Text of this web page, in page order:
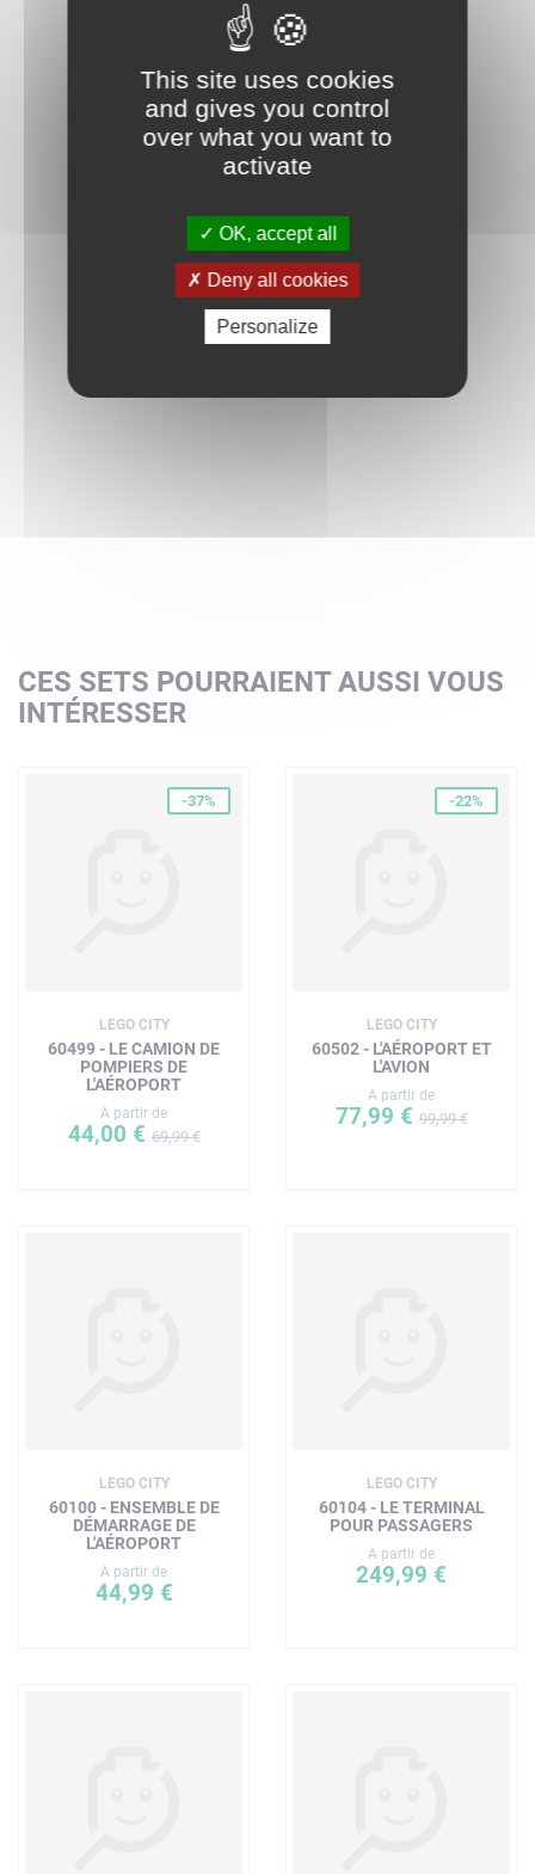
CES SETS POURRAIENT AUSSI VOUS
INTÉRESSER
-37%
LEGO CITY
60499 - LE CAMION DE
POMPIERS DE
L'AÉROPORT
A partir de
44,00 €69,99 €
-22%
LEGO CITY
60502 - L'AÉROPORT ET
L'AVION
A partir de
77,99 €99,99 €
LEGO CITY
60100 - ENSEMBLE DE
DÉMARRAGE DE
L'AÉROPORT
A partir de
44,99 €
LEGO CITY
60104 - LE TERMINAL
POUR PASSAGERS
A partir de
249,99 €
This site uses cookies
and gives you control
over what you want to
activate
OK, accept all
Deny all cookies
Personalize